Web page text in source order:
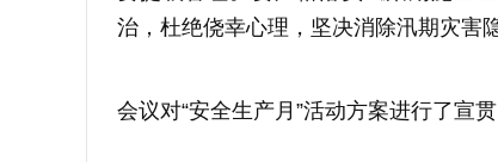
治，杜绝侥幸心理，坚决消除汛期灾害隐
会议对“安全生产月”活动方案进行了宣